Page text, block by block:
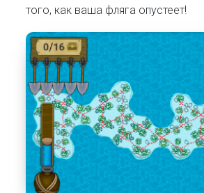
того, как ваша фляга опустеет!